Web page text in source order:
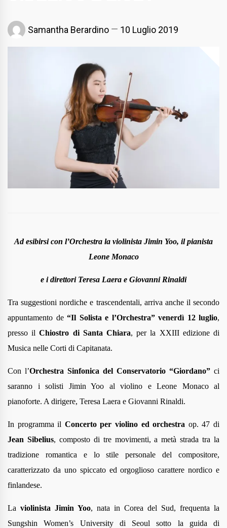
Samantha Berardino 10 Luglio 2019
Ad esibirsi con l’Orchestra la violinista Jimin Yoo, il pianista
Leone Monaco
e i direttori Teresa Laera e Giovanni Rinaldi
Tra suggestioni nordiche e trascendentali, arriva anche il secondo
appuntamento de “Il Solista e l’Orchestra” venerdì 12 luglio,
presso ilChiostro di Santa Chiara, per la XXIII edizione di
Musica nelle Corti di Capitanata.
Con l’Orchestra Sinfonica del Conservatorio “Giordano” ci
saranno i solisti Jimin Yoo al violino e Leone Monaco al
pianoforte. A dirigere, Teresa Laera e Giovanni Rinaldi.
In programma il Concerto per violino ed orchestra op. 47 di
Jean Sibelius, composto di tre movimenti, a metà strada tra la
tradizione romantica e lo stile personale del compositore,
caratterizzato da uno spiccato ed orgoglioso carattere nordico e
finlandese.
La violinista Jimin Yoo, nata in Corea del Sud, frequenta la
Sungshin Women’s University di Seoul sotto la guida di